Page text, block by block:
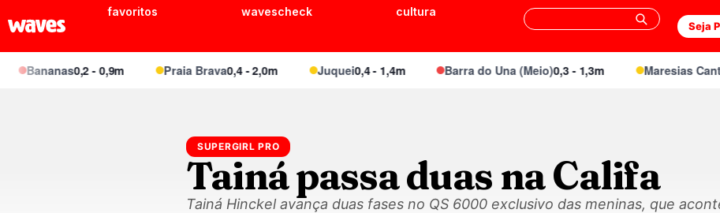
favoritos wavescheck cultura
Seja
Bananas0,2 - 0,9m Praia Brava0,4 - 2,0m Juquei0,4 - 1,4m Barra do Una (Meio)0,3 - 1,3m Maresias Canto
SUPERGIRL PRO
Tainá passa duas na Califa
Tainá Hinckel avança duas fases no QS 6000 exclusivo das meninas, que